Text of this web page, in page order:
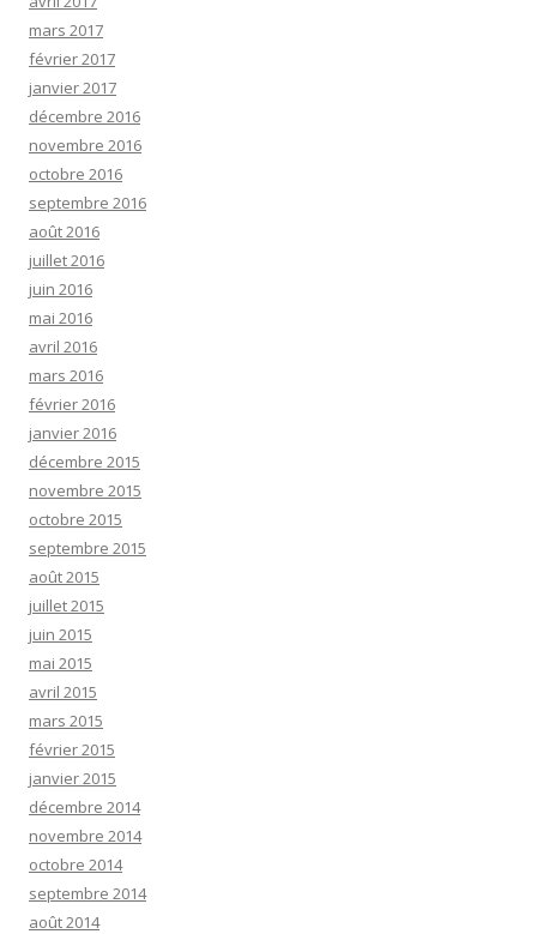
mars 2017
février 2017
janvier 2017
décembre 2016
novembre 2016
octobre 2016
septembre 2016
août 2016
juillet 2016
juin 2016
mai 2016
avril 2016
mars 2016
février 2016
janvier 2016
décembre 2015
novembre 2015
octobre 2015
septembre 2015
août 2015
juillet 2015
juin 2015
mai 2015
avril 2015
mars 2015
février 2015
janvier 2015
décembre 2014
novembre 2014
octobre 2014
septembre 2014
août 2014